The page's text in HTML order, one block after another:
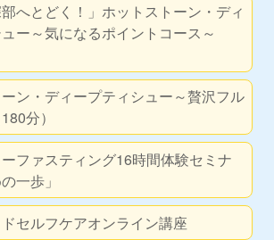
部へとどく！」ホットストーン・ディ
ー～気になるポイントコース～
ン・ディープティシュー～贅沢フル
分）
ファスティング16時間体験セミナ
一歩」
セルフケアオンライン講座